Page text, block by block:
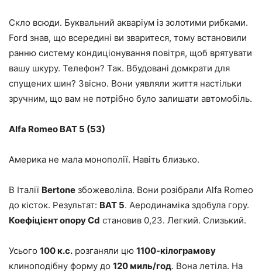
Скло всюди. Буквальний акваріум із золотими рибками.
Ford знав, що всередині ви зваритеся, тому встановили
ранню систему кондиціонування повітря, щоб врятувати
вашу шкуру. Телефон? Так. Вбудовані домкрати для
спущених шин? Звісно. Вони уявляли життя настільки
зручним, що вам не потрібно було залишати автомобіль.
Alfa Romeo BAT 5 (53)
Америка не мала монополії. Навіть близько.
В Італії Bertone збожеволіла. Вони розібрали Alfa Romeo
до кісток. Результат: BAT 5. Аеродинаміка здобула гору.
Коефіцієнт опору Cd становив 0,23. Легкий. Слизький.
Усього 100 к.с. розганяли цю 1100-кілограмову
клиноподібну форму до 120 миль/год. Вона летіла. На